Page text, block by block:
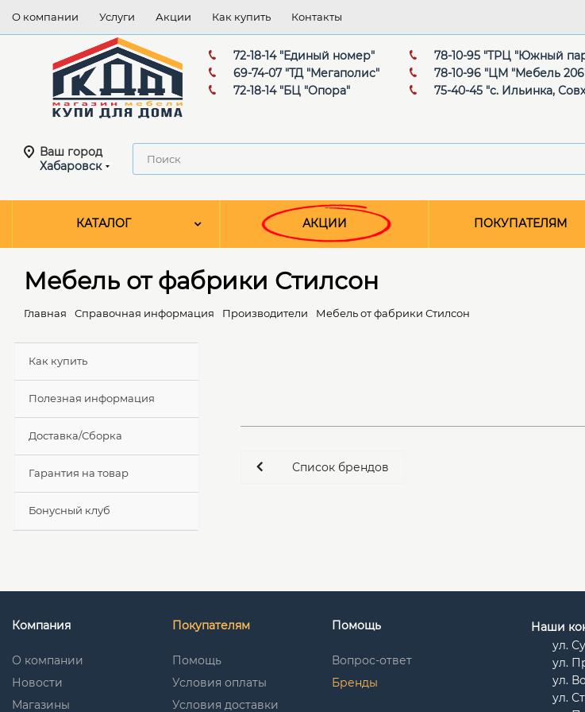
О компании Услуги Акции Как купить Контакты
72-18-14 "Единый номер"
69-74-07 "ТД "Мегаполис"
72-18-14 "БЦ "Опора"
78-10-95 "ТРЦ "Южный
78-10-96 "ЦМ "Мебель
75-40-45 "с. Ильинка,
Ваш город
Хабаровск
КАТАЛОГ АКЦИИ ПОКУПАТЕЛЯМ
Мебель от фабрики Стилсон
Главная Справочная информация Производители Мебель от фабрики Стилсон
Список брендов
Как купить
Полезная информация
Доставка/Сборка
Гарантия на товар
Бонусный клуб
Компания
О компании
Новости
Магазины
Покупателям
Помощь
Условия оплаты
Условия доставки
Помощь
Вопрос-ответ
Бренды
Наши
ул.
ул.
ул.
ул.